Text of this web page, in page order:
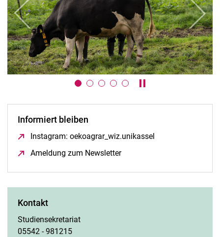
Karussell anhalten /
zurück weiter
Informiert bleiben
Instagram: oekoagrar_wiz.unikassel
Ameldung zum Newsletter(öffnet neues Fenster)
Kontakt
Studiensekretariat
05542 - 981215